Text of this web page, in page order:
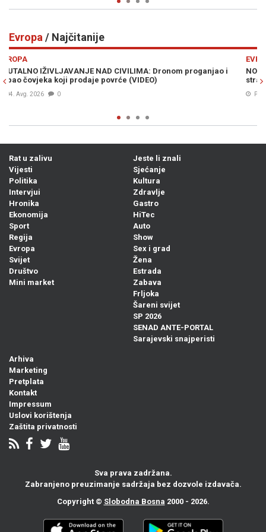
Evropa / Najčitanije
i
NOVA ODLUKA KREMLJA IZAZVALA HAOS U RUSIJI: Građani u
strahu masovno rasprodaju imovinu i bježe iz zemlje
Prije 22h
Rat u zalivu
Vijesti
Politika
Intervjui
Hronika
Ekonomija
Sport
Regija
Evropa
Svijet
Društvo
Mini market
Jeste li znali
Sjećanje
Kultura
Zdravlje
Gastro
HiTec
Auto
Show
Sex i grad
Žena
Estrada
Zabava
Frljoka
Šareni svijet
SP 2026
SENAD ANTE-PORTAL
Sarajevski snajperisti
Arhiva
Marketing
Pretplata
Kontakt
Impressum
Uslovi korištenja
Zaštita privatnosti
Sva prava zadržana.
Zabranjeno preuzimanje sadržaja bez dozvole izdavača.
Copyright © Slobodna Bosna 2000 - 2026.